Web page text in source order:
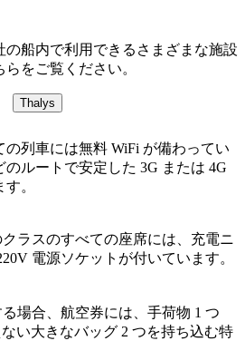
の船内で利用できるさまざまな施設
をご覧ください。
Thalys
の列車には無料 WiFi が備わってい
ルートで安定した 3G または 4G
。
ラスのすべての座席には、充電ニ
電源ソケットが付いています。
場合、航空券には、手荷物 1 つ
ない大きなバッグ 2 つを持ち込む特